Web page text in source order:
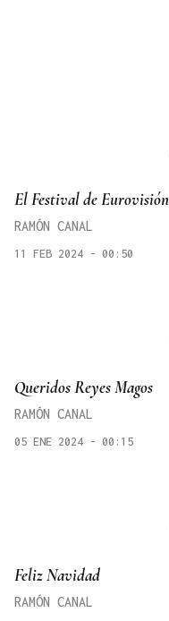
El Festival de Eurovisión
RAMÓN CANAL
11 FEB 2024 - 00:50
Queridos Reyes Magos
RAMÓN CANAL
05 ENE 2024 - 00:15
Feliz Navidad
RAMÓN CANAL